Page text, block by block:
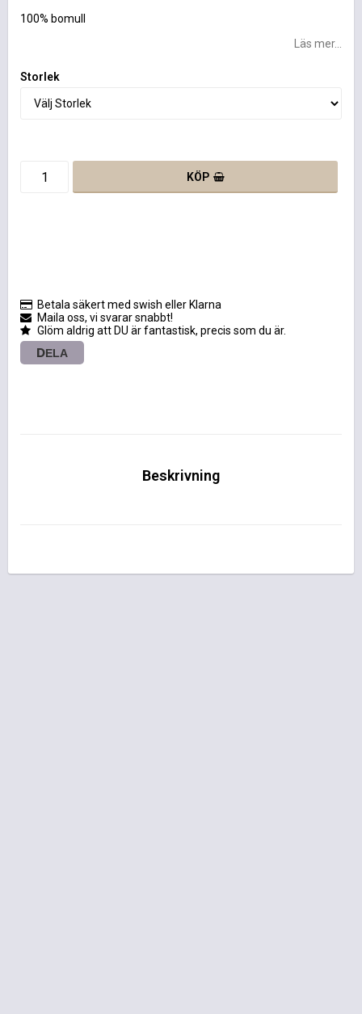
100% bomull
Läs mer...
Storlek
KÖP
Betala säkert med swish eller Klarna
Maila oss, vi svarar snabbt!
Glöm aldrig att DU är fantastisk, precis som du är.
DELA
Beskrivning